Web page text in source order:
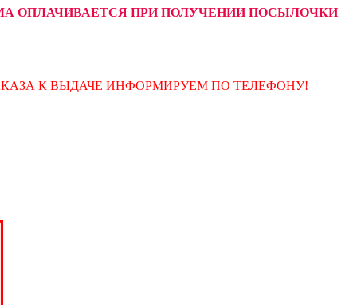
ОПЛАЧИВАЕТСЯ ПРИ ПОЛУЧЕНИИ ПОСЫЛОЧКИ
К ВЫДАЧЕ ИНФОРМИРУЕМ ПО ТЕЛЕФОНУ!